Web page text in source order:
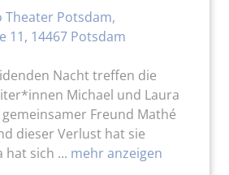
Theater Potsdam,
11, 14467 Potsdam
Nacht treffen die
Michael und Laura
Freund Mathé
dieser Verlust hat sie
hat sich ... mehr anzeigen